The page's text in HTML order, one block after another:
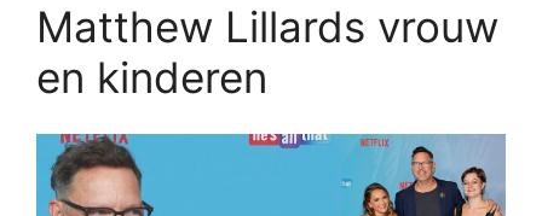
Matthew Lillards vrouw
en kinderen